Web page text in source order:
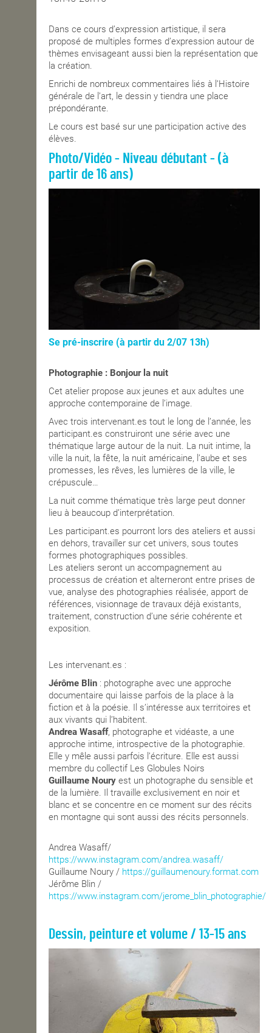
Dans ce cours d’expression artistique, il sera
proposé de multiples formes d’expression autour de
thèmes envisageant aussi bien la représentation que
la création.
Enrichi de nombreux commentaires liés à l’Histoire
générale de l’art, le dessin y tiendra une place
prépondérante.
Le cours est basé sur une participation active des
élèves.
Photo/Vidéo - Niveau débutant - (à
partir de 16 ans)
Se pré-inscrire (à partir du 2/07 13h)
Photographie : Bonjour la nuit
Cet atelier propose aux jeunes et aux adultes une
approche contemporaine de l’image.
Avec trois intervenant.es tout le long de l’année, les
participant.es construiront une série avec une
thématique large autour de la nuit. La nuit intime, la
ville la nuit, la fête, la nuit américaine, l’aube et ses
promesses, les rêves, les lumières de la ville, le
crépuscule…
La nuit comme thématique très large peut donner
lieu à beaucoup d’interprétation.
Les participant.es pourront lors des ateliers et aussi
en dehors, travailler sur cet univers, sous toutes
formes photographiques possibles.
Les ateliers seront un accompagnement au
processus de création et alterneront entre prises de
vue, analyse des photographies réalisée, apport de
références, visionnage de travaux déjà existants,
traitement, construction d’une série cohérente et
exposition.
Les intervenant.es :
Jérôme Blin : photographe avec une approche
documentaire qui laisse parfois de la place à la
fiction et à la poésie. Il s’intéresse aux territoires et
aux vivants qui l’habitent.
Andrea Wasaff, photographe et vidéaste, a une
approche intime, introspective de la photographie.
Elle y mêle aussi parfois l’écriture. Elle est aussi
membre du collectif Les Globules Noirs
Guillaume Noury est un photographe du sensible et
de la lumière. Il travaille exclusivement en noir et
blanc et se concentre en ce moment sur des récits
en montagne qui sont aussi des récits personnels.
Andrea Wasaff/
https://www.instagram.com/andrea.wasaff/
Guillaume Noury / https://guillaumenoury.format.com
Jérôme Blin /
https://www.instagram.com/jerome_blin_photographie/
Dessin, peinture et volume / 13-15 ans